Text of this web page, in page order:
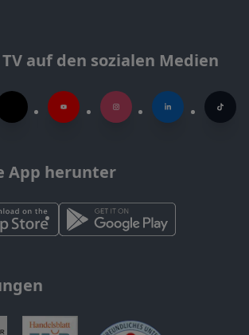
auf den sozialen Medien
App herunter